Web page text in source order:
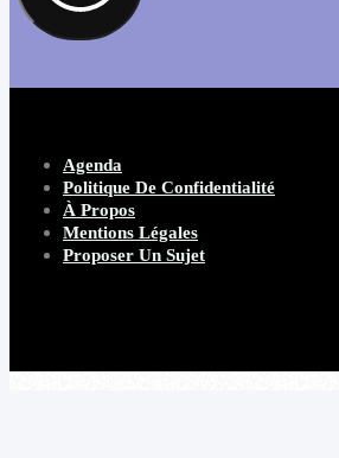
Agenda
Politique De Confidentialité
À Propos
Mentions Légales
Proposer Un Sujet